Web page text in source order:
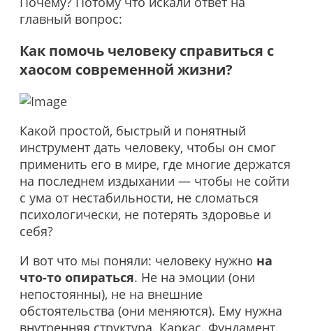
главный вопрос:
Как помочь человеку справиться с
хаосом современной жизни?
Какой простой, быстрый и понятный
инструмент дать человеку, чтобы он смог
применить его в мире, где многие держатся
на последнем издыхании — чтобы не сойти
с ума от нестабильности, не сломаться
психологически, не потерять здоровье и
себя?
И вот что мы поняли: человеку нужно на
что-то опираться. Не на эмоции (они
непостоянны), не на внешние
обстоятельства (они меняются). Ему нужна
внутренняя структура. Каркас. Фундамент.